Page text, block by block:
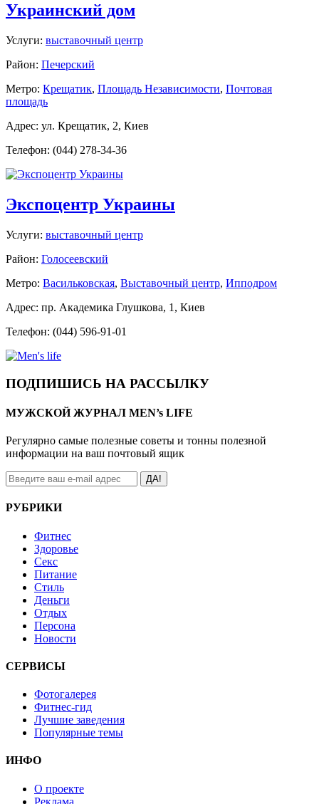
Украинский дом
Услуги: выставочный центр
Район: Печерский
Метро: Крещатик, Площадь Независимости, Почтовая
площадь
Адрес: ул. Крещатик, 2, Киев
Телефон: (044) 278-34-36
Экспоцентр Украины
Услуги: выставочный центр
Район: Голосеевский
Метро: Васильковская, Выставочный центр, Ипподром
Адрес: пр. Академика Глушкова, 1, Киев
Телефон: (044) 596-91-01
ПОДПИШИСЬ НА РАССЫЛКУ
МУЖСКОЙ ЖУРНАЛ MEN’s LIFE
Регулярно самые полезные советы и тонны полезной
информации на ваш почтовый ящик
ДА!
РУБРИКИ
Фитнес
Здоровье
Секс
Питание
Стиль
Деньги
Отдых
Персона
Новости
СЕРВИСЫ
Фотогалерея
Фитнес-гид
Лучшие заведения
Популярные темы
ИНФО
О проекте
Реклама